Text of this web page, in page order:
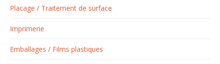
Placage / Traitement de surface
Imprimerie
Emballages / Films plastiques